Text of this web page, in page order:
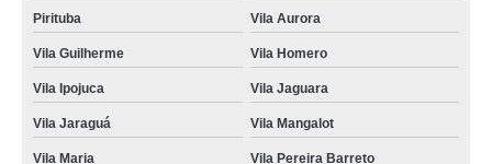
Pirituba Vila Aurora
Vila Guilherme Vila Homero
Vila Ipojuca Vila Jaguara
Vila Jaraguá Vila Mangalot
Vila Maria Vila Pereira Barreto